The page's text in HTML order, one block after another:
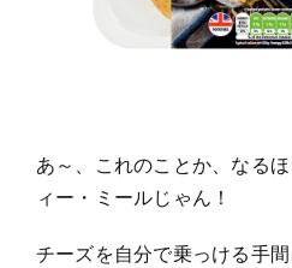
あ～、これのことか、なる
ィー・ミールじゃん！
チーズを自分で乗っける手